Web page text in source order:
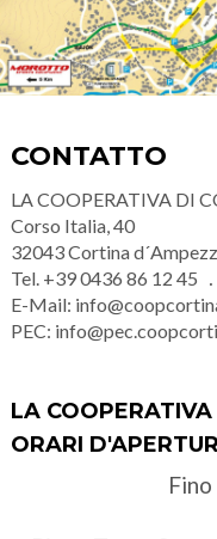
CONTATTO
LA COOPERATIVA DI
Corso Italia, 40
32043Cortina
Tel. +39 0436 86 12 45
E-Mail:
PEC:
LA
ORARI